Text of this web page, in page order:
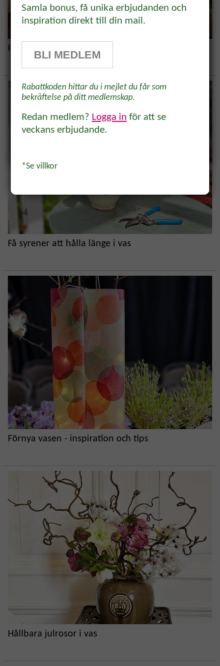
Finaste, enklaste, snabbaste kransen
Få syrener att hålla länge i vas
Förnya vasen - inspiration och tips
Hållbara julrosor i vas
rabatt!
få 10% rabatt på ett köp* Tips,
inkorgen.
Samla bonus, få unika erbjudanden och
inspiration direkt till din mail.
BLI MEDLEM
Rabattkoden hittar du i mejlet du får som
bekräftelse på ditt medlemskap.
Redan medlem? Logga in för att se
veckans erbjudande.
*Se villkor